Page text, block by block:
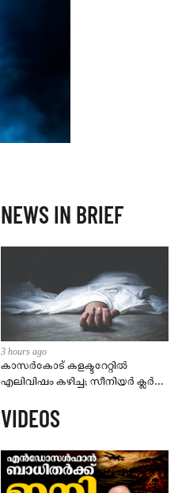
NEWS IN BRIEF
3 hours ago
കാസർകോട് കളക്ടറേറ്റിൽ
എലിവിഷം കഴിച്ച; സീനിയർ ക്ലർക്ക്
VIDEOS